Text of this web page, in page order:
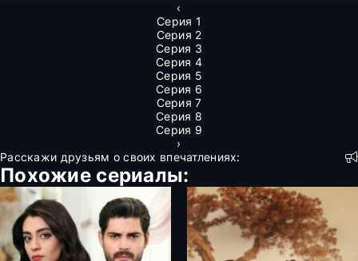
‹
Серия 1
Серия 2
Серия 3
Серия 4
Серия 5
Серия 6
Серия 7
Серия 8
Серия 9
›
Расскажи друзьям о своих впечатлениях:
Похожие сериалы: